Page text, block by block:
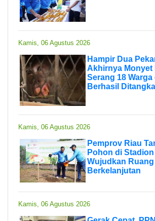
Kamis, 06 Agustus 2026
Hampir Dua
Akhirnya Monyet
Serang 18
Berhasil
Kamis, 06 Agustus 2026
Pemprov Riau
Pohon di
Wujudkan Ruang
Berkelanjutan
Kamis, 06 Agustus 2026